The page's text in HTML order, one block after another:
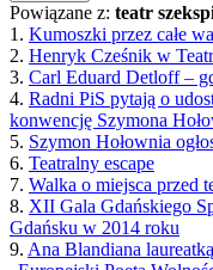
Powiązane z: teatr
1. Kumoszki przez całe
2. Henryk Cześnik w
3. Carl Eduard Detloff –
4. Radni PiS pytają o
konwencję Szymona
5. Szymon Hołownia
6. Teatralny escape
7. Walka o miejsca przed
8. XII Gala Gdańskiego
Gdańsku w 2014 roku
9. Ana Blandiana